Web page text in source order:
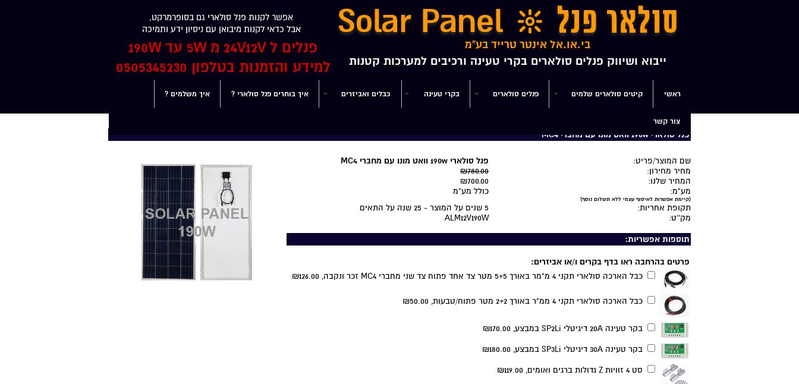
סולאר פנל Solar Panel
ייבוא ושיווק פנלים סולארים בקרי טעינה ורכיבים למערכות קטנות
בי.או.אל אינטר טרייד בע"מ
אפשר לקנות פנל סולארי גם בסופרמרקט,
אבל כדאי לקנות מיבואן עם ניסיון ידע ותמיכה
ראשי קיטים סולארים שלמים פנלים סולארים בקרי טעינה כבלים ואביזרים איך בוחרים פנל סולארי ? איך משלמים ?
צור קשר
פנלים ל 24V12V מ 5W עד 190W
למידע והזמנות בטלפון 0505345230
דף הבית >>פנלים סולארים
פנל סולארי 190w וואט מונו עם מחברי MC4
שם המוצר/פריט:
פנל סולארי 190w וואט מונו עם מחברי MC4
מחיר מחירון:
₪780.00
המחיר שלנו:
₪700.00
מע"מ:
כולל מע"מ
(קיימת אפשרות לאיסוף עצמי ללא תשלום נוסף)
תקופת אחריות:
5 שנים על המוצר - 25 שנה על התאים
מק''ט:
ALM12V190W
תוספות אפשריות:
פרטים בהרחבה ראו בדף בקרים ו/או אביזרים:
כבל הארכה סולארי תקני 4 מ"מר באורך 5+5 מטר צד אחד פתוח צד שני מחברי MC4 זכר ונקבה,
₪126.00
כבל הארכה סולארי תקני 4 ממ"ר באורך 2+2 מטר פתוח/טבעות, ₪50.00
בקר טעינה 20A דיגיטלי SP2Li במבצע, ₪170.00
בקר טעינה 30A דיגיטלי SP3Li במבצע, ₪180.00
סט 4 זוויות Z גדולות ברגים ואומים, ₪119.00